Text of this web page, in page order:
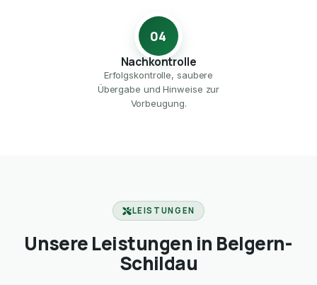
04
Nachkontrolle
Erfolgskontrolle, saubere
Übergabe und Hinweise zur
Vorbeugung.
LEISTUNGEN
Unsere Leistungen in Belgern-
Schildau